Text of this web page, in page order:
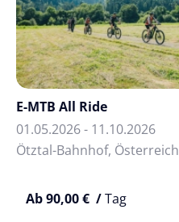
E-MTB All Ride
01.05.2026 - 11.10.2026
Ötztal-Bahnhof, Österreich
Ab 90,00 € /Tag